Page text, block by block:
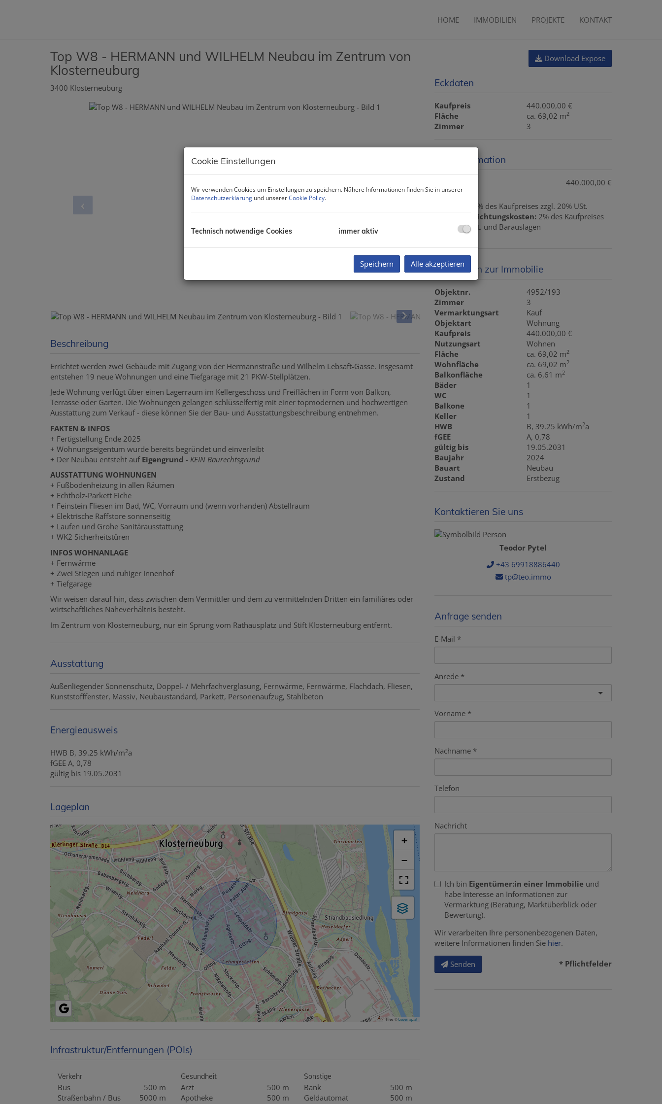
HOME IMMOBILIEN PROJEKTE KONTAKT
Top W8 - HERMANN und WILHELM Neubau im Zentrum von
Klosterneuburg
3400 Klosterneuburg
Beschreibung
Errichtet werden zwei Gebäude mit Zugang von der Hermannstraße und Wilhelm Lebsaft-Gasse. Insgesamt
entstehen 19 neue Wohnungen und eine Tiefgarage mit 21 PKW-Stellplätzen.
Jede Wohnung verfügt über einen Lagerraum im Kellergeschoss und Freiflächen in Form von Balkon,
Terrasse oder Garten. Die Wohnungen gelangen schlüsselfertig mit einer topmodernen und hochwertigen
Ausstattung zum Verkauf - diese können Sie der Bau- und Ausstattungsbeschreibung entnehmen.
FAKTEN & INFOS
+ Fertigstellung Ende 2025
+ Wohnungseigentum wurde bereits begründet und einverleibt
+ Der Neubau entsteht auf Eigengrund - KEIN Baurechtsgrund
AUSSTATTUNG WOHNUNGEN
+ Fußbodenheizung in allen Räumen
+ Echtholz-Parkett Eiche
+ Feinstein Fliesen im Bad, WC, Vorraum und (wenn vorhanden) Abstellraum
+ Elektrische Raffstore sonnenseitig
+ Laufen und Grohe Sanitärausstattung
+ WK2 Sicherheitstüren
INFOS WOHNANLAGE
+ Fernwärme
+ Zwei Stiegen und ruhiger Innenhof
+ Tiefgarage
Wir weisen darauf hin, dass zwischen dem Vermittler und dem zu vermittelnden Dritten ein familiäres oder
wirtschaftliches Naheverhältnis besteht.
Im Zentrum von Klosterneuburg, nur ein Sprung vom Rathausplatz und Stift Klosterneuburg entfernt.
Ausstattung
Außenliegender Sonnenschutz Doppel- / Mehrfachverglasung Fernwärme Fernwärme Flachdach Fliesen
Kunststofffenster Massiv Neubaustandard Parkett Personenaufzug Stahlbeton
Energieausweis
HWB B, 39.25 kWh/m2a
fGEE A, 0,78
gültig bis 19.05.2031
Lageplan
+
−
Tiles ©basemap.at
Infrastruktur/Entfernungen (POIs)
Verkehr
Bus
500 m
Straßenbahn / Bus
5000 m
Gesundheit
Arzt
500 m
Apotheke
500 m
Sonstige
Bank
500 m
Geldautomat
500 m
Download Expose
Eckdaten
Kaufpreis
440.000,00 €
Fläche
ca. 69,02 m2
Zimmer 3
Preisinformation
440.000,00 €
3% des Kaufpreises zzgl. 20% USt.
Vertragserrichtungskosten: 2% des Kaufpreises
zzgl. 20% USt. und Barauslagen
Basisdaten zur Immobilie
Objektnr.
4952/193
Zimmer
3
Vermarktungsart
Kauf
Objektart
Wohnung
Kaufpreis
440.000,00 €
Nutzungsart
Wohnen
Fläche
ca. 69,02 m2
Wohnfläche ca. 69,02 m2
Balkonfläche ca. 6,61 m2
Bäder
1
WC
1
Balkone
1
Keller
1
HWB
B, 39.25 kWh/m2a
fGEE
A, 0,78
gültig bis
19.05.2031
Baujahr
2024
Bauart
Neubau
Zustand
Erstbezug
Kontaktieren Sie uns
Teodor Pytel
+43 69918886440
tp@teo.immo
Anfrage senden
E-Mail
Anrede
Vorname
Nachname
Telefon
Nachricht
Ich bin Eigentümer:in einer Immobilie und
habe Interesse an Informationen zur
Vermarktung (Beratung, Marktüberblick oder
Bewertung).
Wir verarbeiten Ihre personenbezogenen Daten,
weitere Informationen finden Sie hier.
Senden * Pflichtfelder
Cookie Einstellungen
Wir verwenden Cookies um Einstellungen zu speichern. Nähere Informationen finden Sie in unserer
Datenschutzerklärung und unsererCookie Policy.
Technisch notwendige Cookies immer aktiv
Speichern Alle akzeptieren